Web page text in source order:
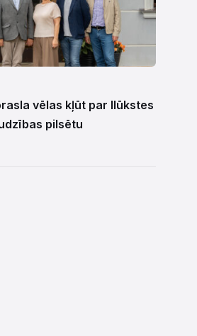
vēlas kļūt par Ilūkstes
pilsētu